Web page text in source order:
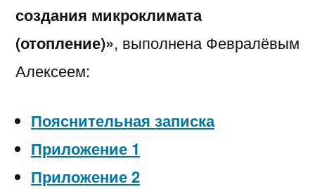
создания микроклимата
(отопление)», выполнена Февралёвым
Алексеем:
Пояснительная записка
Приложение 1
Приложение 2